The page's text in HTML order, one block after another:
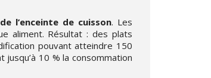
l’enceinte de cuisson. Les
aliment. Résultat : des plats
pouvant atteindre 150
10 % la consommation